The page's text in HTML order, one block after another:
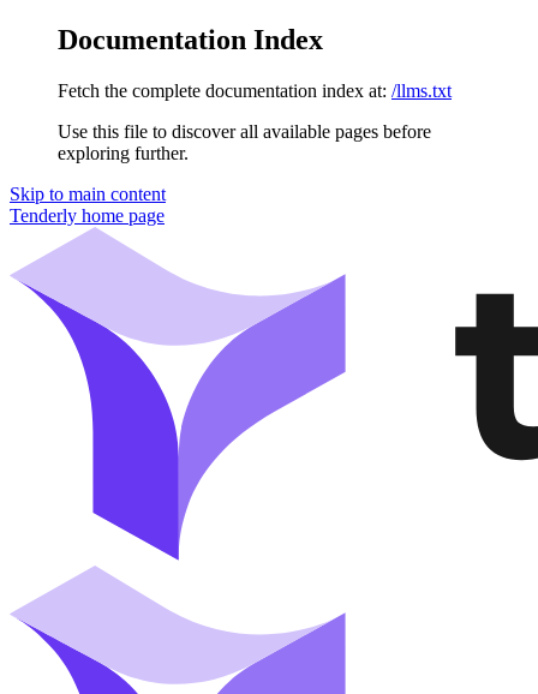
Documentation Index
Fetch the complete documentation index at: /llms.txt
Use this file to discover all available pages before
exploring further.
Skip to main content
Tenderly home page